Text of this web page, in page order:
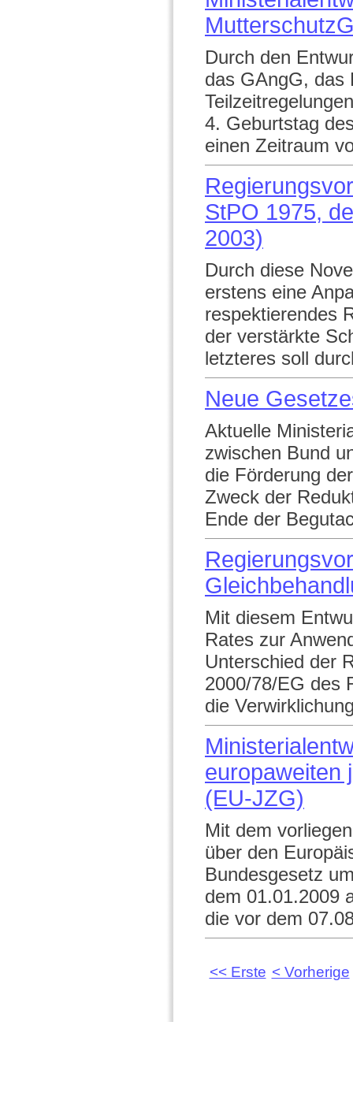
Durch den
das GAngG, das
4. Geburtstag
einen Zeitraum
StPO 1975,
2003)
Durch diese
erstens eine
respektierendes
der verstärkte
letzteres soll
Neue
Aktuelle
zwischen Bund
die Förderung
Zweck der
Ende der
Mit diesem
Rates zur
Unterschied der
2000/78/EG des
die
europaweiten
(EU-JZG)
Mit dem
über den
Bundesgesetz
dem 01.01.2009
die vor dem
<< Erste < Vorherige